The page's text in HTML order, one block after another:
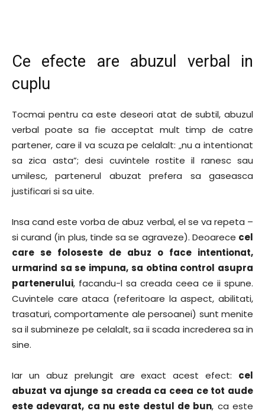
Ce efecte are abuzul verbal in
cuplu
Tocmai pentru ca este deseori atat de subtil, abuzul
verbal poate sa fie acceptat mult timp de catre
partener, care il va scuza pe celalalt: „nu a intentionat
sa zica asta”; desi cuvintele rostite il ranesc sau
umilesc, partenerul abuzat prefera sa gaseasca
justificari si sa uite.
Insa cand este vorba de abuz verbal, el se va repeta –
si curand (in plus, tinde sa se agraveze). Deoarece cel
care se foloseste de abuz o face intentionat,
urmarind sa se impuna, sa obtina control asupra
partenerului, facandu-l sa creada ceea ce ii spune.
Cuvintele care ataca (referitoare la aspect, abilitati,
trasaturi, comportamente ale persoanei) sunt menite
sa il submineze pe celalalt, sa ii scada increderea sa in
sine.
Iar un abuz prelungit are exact acest efect: cel
abuzat va ajunge sa creada ca ceea ce tot aude
este adevarat, ca nu este destul de bun, ca este